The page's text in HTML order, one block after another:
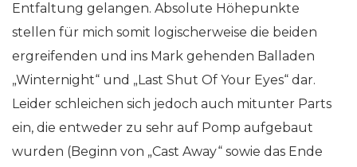
Entfaltung gelangen. Absolute Höhepunkte
stellen für mich somit logischerweise die beiden
ergreifenden und ins Mark gehenden Balladen
„Winternight“ und „Last Shut Of Your Eyes“ dar.
Leider schleichen sich jedoch auch mitunter Parts
ein, die entweder zu sehr auf Pomp aufgebaut
wurden (Beginn von „Cast Away“ sowie das Ende